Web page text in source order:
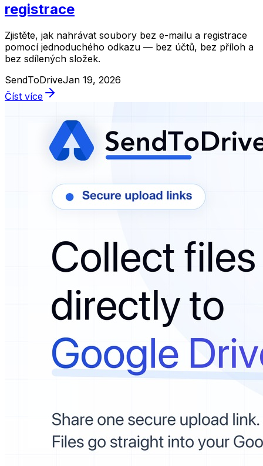
registrace
Zjistěte, jak nahrávat soubory bez e-mailu a registrace
pomocí jednoduchého odkazu — bez účtů, bez příloh a
bez sdílených složek.
SendToDriveJan 19, 2026
Číst více